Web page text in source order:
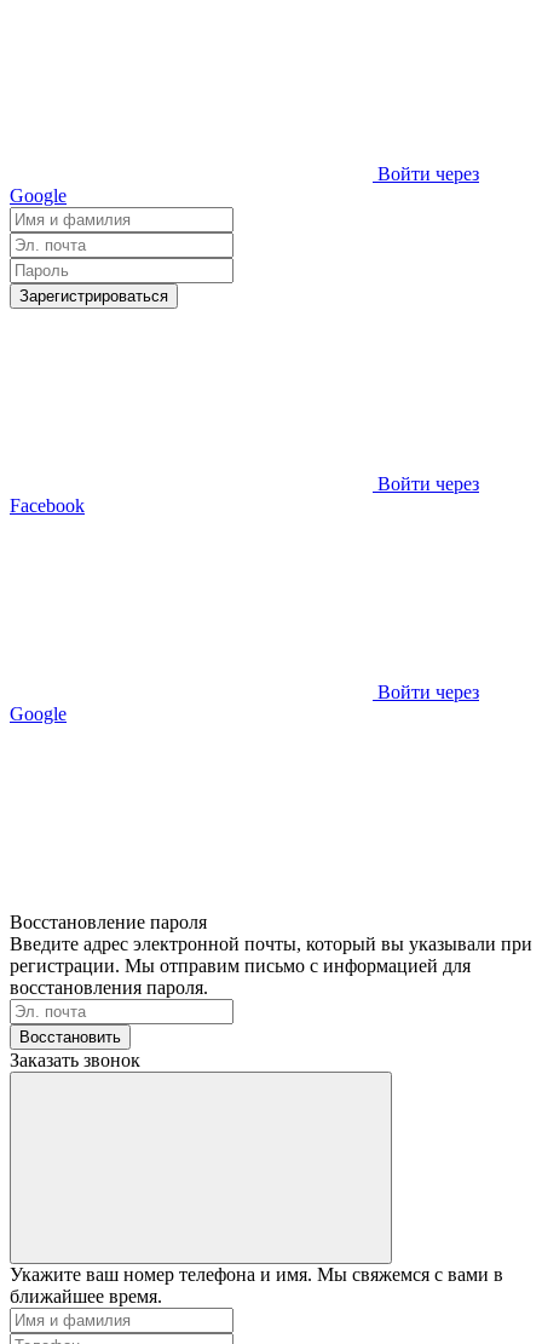
Войти через
Google
Зарегистрироваться
Войти через
Facebook
Войти через
Google
Восстановление пароля
Введите адрес электронной почты, который вы указывали при
регистрации. Мы отправим письмо с информацией для
восстановления пароля.
Восстановить
Заказать звонок
Укажите ваш номер телефона и имя. Мы свяжемся с вами в
ближайшее время.